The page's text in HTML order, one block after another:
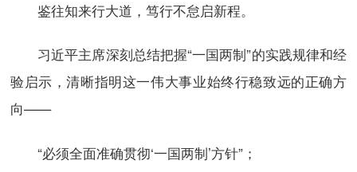
鉴往知来行大道，笃行不怠启新程。
习近平主席深刻总结把握“一国两制”的实践规律和经
验启示，清晰指明这一伟大事业始终行稳致远的正确方
向——
“必须全面准确贯彻‘一国两制’方针”；